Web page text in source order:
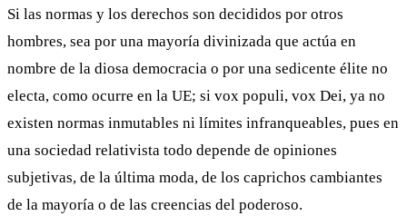
Si las normas y los derechos son decididos por otros
hombres, sea por una mayoría divinizada que actúa en
nombre de la diosa democracia o por una sedicente élite no
electa, como ocurre en la UE; si vox populi, vox Dei, ya no
existen normas inmutables ni límites infranqueables, pues en
una sociedad relativista todo depende de opiniones
subjetivas, de la última moda, de los caprichos cambiantes
de la mayoría o de las creencias del poderoso.